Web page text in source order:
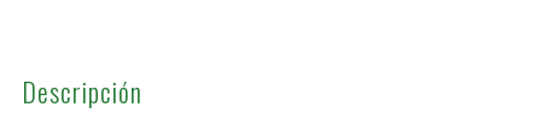
Descripción